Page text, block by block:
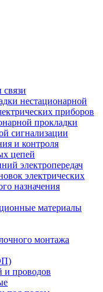
связи
нестационарной
приборов
прокладки
сигнализации
и контроля
цепей
электропередач
электрических
назначения
материалы
монтажа
и проводов